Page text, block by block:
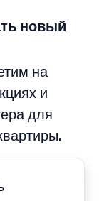
новый
на
и
для